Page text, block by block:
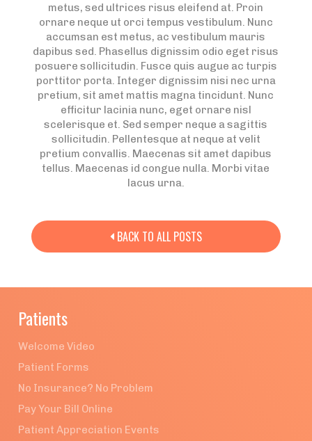
metus, sed ultrices risus eleifend at. Proin
ornare neque ut orci tempus vestibulum. Nunc
accumsan est metus, ac vestibulum mauris
dapibus sed. Phasellus dignissim odio eget risus
posuere sollicitudin. Fusce quis augue ac turpis
porttitor porta. Integer dignissim nisi nec urna
pretium, sit amet mattis magna tincidunt. Nunc
efficitur lacinia nunc, eget ornare nisl
scelerisque et. Sed semper neque a sagittis
sollicitudin. Pellentesque at neque at velit
pretium convallis. Maecenas sit amet dapibus
tellus. Maecenas id congue nulla. Morbi vitae
lacus urna.
BACK TO ALL POSTS
Patients
Welcome Video
Patient Forms
No Insurance? No Problem
Pay Your Bill Online
Patient Appreciation Events